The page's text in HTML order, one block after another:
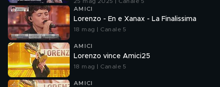
AMICI
Lorenzo - En e Xanax - La Finalissima
18 mag | Canale 5
AMICI
Lorenzo vince Amici25
18 mag | Canale 5
AMICI